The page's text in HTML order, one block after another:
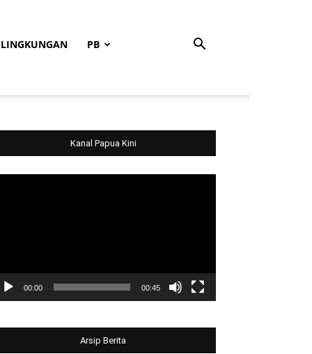
LINGKUNGAN PB
Kanal Papua Kini
00:00 00:45
Arsip Berita